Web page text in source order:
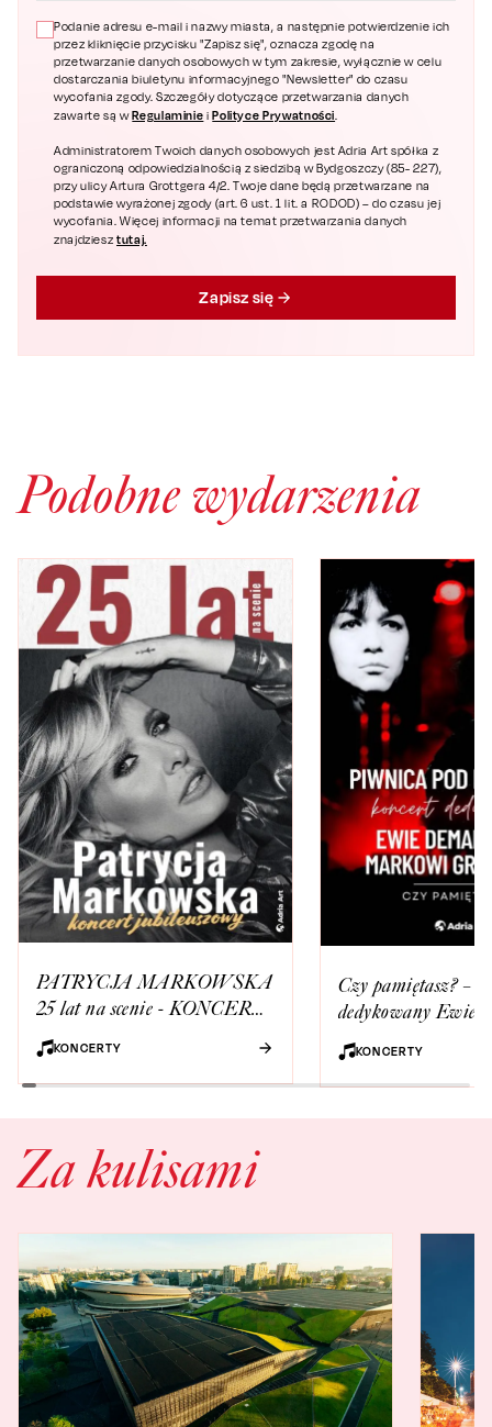
Podanie adresu e-mail i nazwy miasta, a następnie potwierdzenie ich
przez kliknięcie przycisku "Zapisz się", oznacza zgodę na
przetwarzanie danych osobowych w tym zakresie, wyłącznie w celu
dostarczania biuletynu informacyjnego "Newsletter" do czasu
wycofania zgody. Szczegóły dotyczące przetwarzania danych
zawarte są wRegulaminie i Polityce Prywatności.
Administratorem Twoich danych osobowych jest Adria Art spółka z
ograniczoną odpowiedzialnością z siedzibą w Bydgoszczy (85- 227),
przy ulicy Artura Grottgera 4/2. Twoje dane będą przetwarzane na
podstawie wyrażonej zgody (art. 6 ust. 1 lit. a RODOD) – do czasu jej
wycofania. Więcej informacji na temat przetwarzania danych
znajdziesztutaj.
Zapisz się
Podobne wydarzenia
PATRYCJA MARKOWSKA
25 lat na scenie - KONCERT
JUBILEUSZOWY
KONCERTY
Czy pamiętasz? –
dedykowany Ewie
i Markowi
wykonaniu Piwnicy
Baranami
KONCERTY
Za kulisami